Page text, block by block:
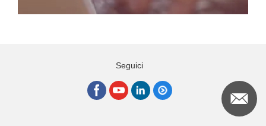
Seguici